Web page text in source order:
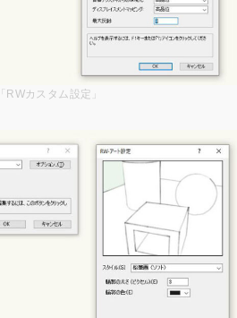
「RWカスタム設定」